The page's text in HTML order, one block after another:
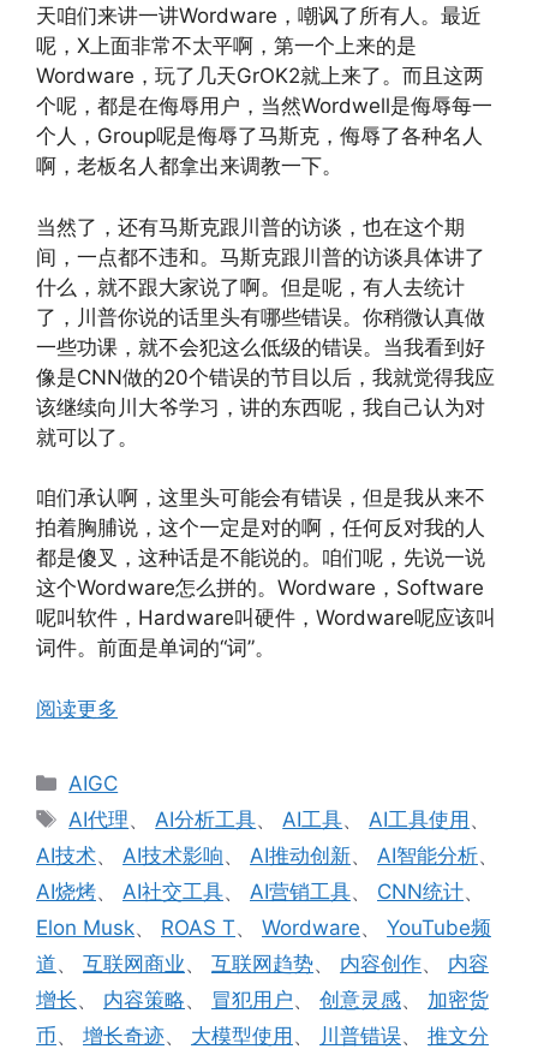
天咱们来讲一讲Wordware，嘲讽了所有人。最近
呢，X上面非常不太平啊，第一个上来的是
Wordware，玩了几天GrOK2就上来了。而且这两
个呢，都是在侮辱用户，当然Wordwell是侮辱每一
个人，Group呢是侮辱了马斯克，侮辱了各种名人
啊，老板名人都拿出来调教一下。
当然了，还有马斯克跟川普的访谈，也在这个期
间，一点都不违和。马斯克跟川普的访谈具体讲了
什么，就不跟大家说了啊。但是呢，有人去统计
了，川普你说的话里头有哪些错误。你稍微认真做
一些功课，就不会犯这么低级的错误。当我看到好
像是CNN做的20个错误的节目以后，我就觉得我应
该继续向川大爷学习，讲的东西呢，我自己认为对
就可以了。
咱们承认啊，这里头可能会有错误，但是我从来不
拍着胸脯说，这个一定是对的啊，任何反对我的人
都是傻叉，这种话是不能说的。咱们呢，先说一说
这个Wordware怎么拼的。Wordware，Software
呢叫软件，Hardware叫硬件，Wordware呢应该叫
词件。前面是单词的“词”。
阅读更多
分
类
AIGC
标
签
AI代理、 AI分析工具、 AI工具、 AI工具使用 、
AI技术、 AI技术影响、 AI推动创新、 AI智能分析、
AI烧烤、 AI社交工具、 AI营销工具、 CNN统计、
Elon Musk、 ROAS T、 Wordware、 YouTube频
道、 互联网商业、 互联网趋势、 内容创作、 内容
增长、 内容策略、 冒犯用户、 创意灵感、 加密货
币、 增长奇迹、 大模型使用 、 川普错误、 推文分